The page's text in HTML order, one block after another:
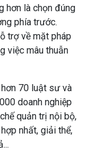
hơn là chọn đúng
phía trước.
trợ về mặt pháp
việc mâu thuẫn
70 luật sư và
doanh nghiệp
quản trị nội bộ,
nhất, giải thể,